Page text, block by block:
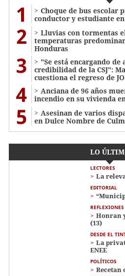
1
Choque de bus escolar
conductor y estudiante
2
Lluvias con tormentas
temperaturas
Honduras
3
"Se está encargando de
credibilidad de la CSJ":
cuestiona el regreso de
4
Anciana de 96 años
incendio en su vivienda
5
Asesinan de varios
en Dulce Nombre de
LO
LECTORES
La
EDITORIAL
REFLEXIONES
Honran
(13)
DESDE EL
La
ENEE
POLÍTICOS